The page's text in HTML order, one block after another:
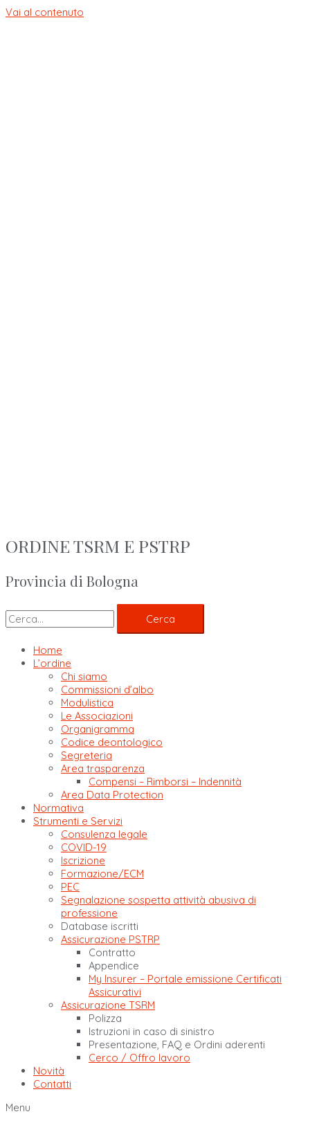
Vai al contenuto
ORDINE TSRM E PSTRP
Provincia di Bologna
Cerca
Home
L’ordine
Chi siamo
Commissioni d’albo
Modulistica
Le Associazioni
Organigramma
Codice deontologico
Segreteria
Area trasparenza
Compensi – Rimborsi – Indennità
Area Data Protection
Normativa
Strumenti e Servizi
Consulenza legale
COVID-19
Iscrizione
Formazione/ECM
PEC
Segnalazione sospetta attività abusiva di
professione
Database iscritti
Assicurazione PSTRP
Contratto
Appendice
My Insurer – Portale emissione Certificati
Assicurativi
Assicurazione TSRM
Polizza
Istruzioni in caso di sinistro
Presentazione, FAQ e Ordini aderenti
Cerco / Offro lavoro
Novità
Contatti
Menu